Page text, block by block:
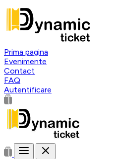
Prima pagina
Evenimente
Contact
FAQ
Autentificare